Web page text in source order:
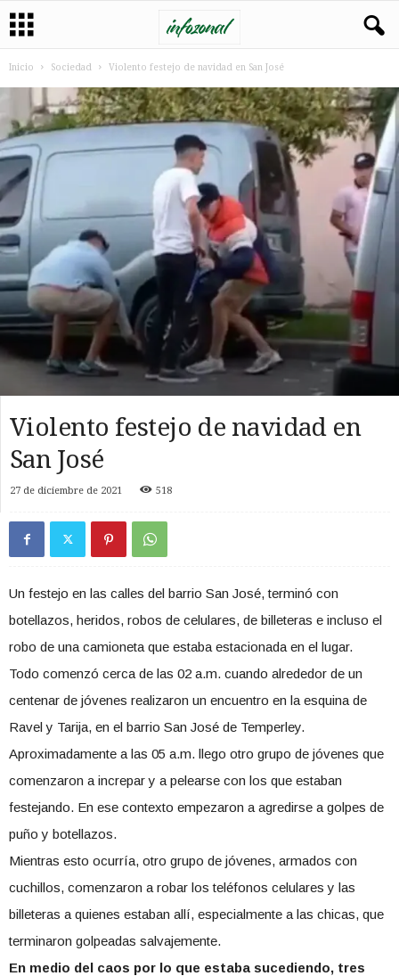
Inicio Sociedad Violento festejo de navidad en San José
Violento festejo de navidad en
San José
27 de diciembre de 2021 518
Un festejo en las calles del barrio San José, terminó con
botellazos, heridos, robos de celulares, de billeteras e incluso el
robo de una camioneta que estaba estacionada en el lugar.
Todo comenzó cerca de las 02 a.m. cuando alrededor de un
centenar de jóvenes realizaron un encuentro en la esquina de
Ravel y Tarija, en el barrio San José de Temperley.
Aproximadamente a las 05 a.m. llego otro grupo de jóvenes que
comenzaron a increpar y a pelearse con los que estaban
festejando. En ese contexto empezaron a agredirse a golpes de
puño y botellazos.
Mientras esto ocurría, otro grupo de jóvenes, armados con
cuchillos, comenzaron a robar los teléfonos celulares y las
billeteras a quienes estaban allí, especialmente a las chicas, que
terminaron golpeadas salvajemente.
En medio del caos por lo que estaba sucediendo, tres